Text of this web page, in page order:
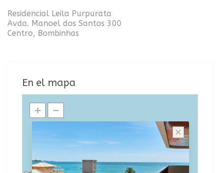
Residencial Leila Purpurata
Avda. Manoel dos Santos 300
Centro, Bombinhas
En el mapa